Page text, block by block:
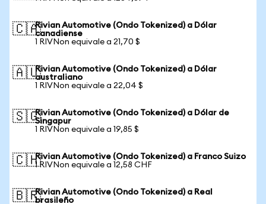
🇨🇦Rivian Automotive (Ondo Tokenized) a Dólar
canadiense
1 RIVNon equivale a 21,70 $
🇦🇺Rivian Automotive (Ondo Tokenized) a Dólar
australiano
1 RIVNon equivale a 22,04 $
🇸🇬Rivian Automotive (Ondo Tokenized) a Dólar de
Singapur
1 RIVNon equivale a 19,85 $
🇨🇭Rivian Automotive (Ondo Tokenized) a Franco Suizo
1 RIVNon equivale a 12,58 CHF
🇧🇷Rivian Automotive (Ondo Tokenized) a Real
brasileño